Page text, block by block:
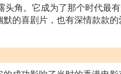
角。它成为了那个时代最
的喜剧片，也有深情款款